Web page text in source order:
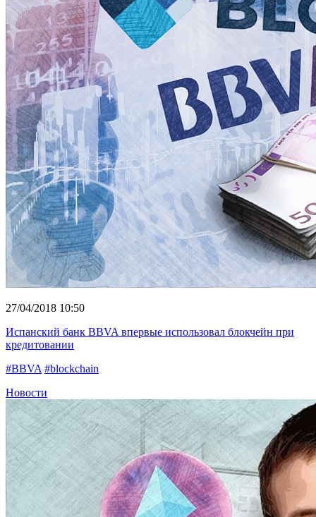
27/04/2018 10:50
Испанский банк BBVA впервые использовал блокчейн при
кредитовании
#BBVA #blockchain
Новости